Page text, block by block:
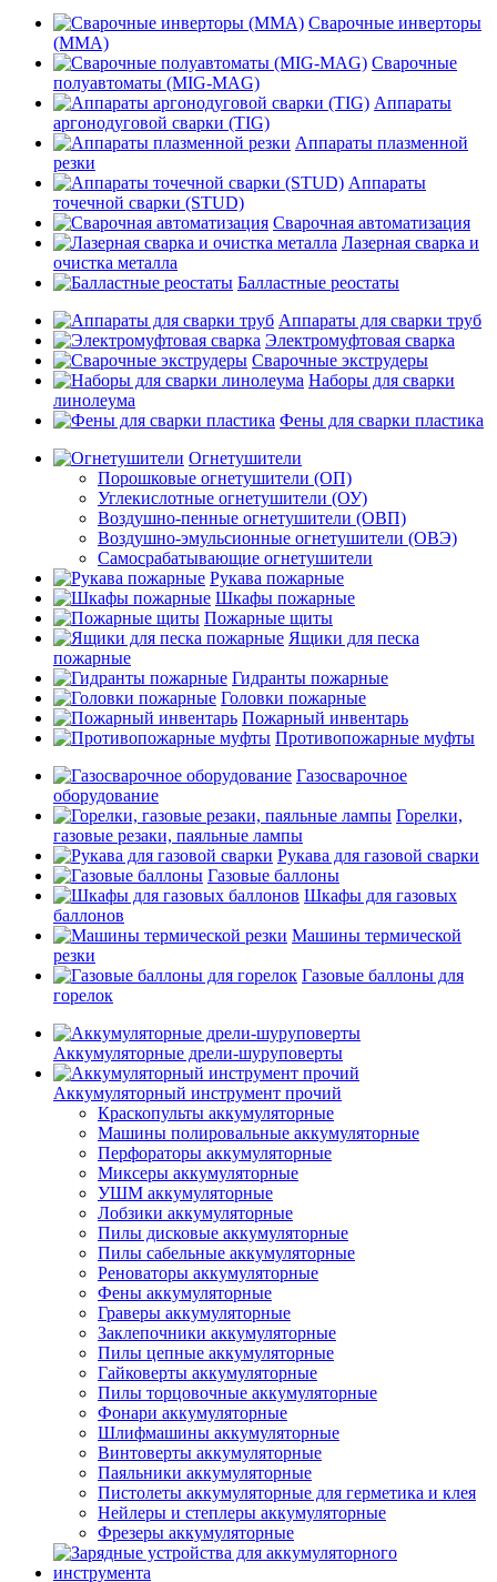
Сварочные инверторы
(MMA)
Сварочные
полуавтоматы (MIG-MAG)
Аппараты
аргонодуговой сварки (TIG)
Аппараты плазменной
резки
Аппараты
точечной сварки (STUD)
Сварочная автоматизация
Лазерная сварка и
очистка металла
Балластные реостаты
Аппараты для сварки труб
Электромуфтовая сварка
Сварочные экструдеры
Наборы для сварки
линолеума
Фены для сварки пластика
Огнетушители
Порошковые огнетушители (ОП)
Углекислотные огнетушители (ОУ)
Воздушно-пенные огнетушители (ОВП)
Воздушно-эмульсионные огнетушители (ОВЭ)
Самосрабатывающие огнетушители
Рукава пожарные
Шкафы пожарные
Пожарные щиты
Ящики для песка
пожарные
Гидранты пожарные
Головки пожарные
Пожарный инвентарь
Противопожарные муфты
Газосварочное
оборудование
Горелки,
газовые резаки, паяльные лампы
Рукава для газовой сварки
Газовые баллоны
Шкафы для газовых
баллонов
Машины термической
резки
Газовые баллоны для
горелок
Аккумуляторные дрели-шуруповерты
Аккумуляторный инструмент прочий
Краскопульты аккумуляторные
Машины полировальные аккумуляторные
Перфораторы аккумуляторные
Миксеры аккумуляторные
УШМ аккумуляторные
Лобзики аккумуляторные
Пилы дисковые аккумуляторные
Пилы сабельные аккумуляторные
Реноваторы аккумуляторные
Фены аккумуляторные
Граверы аккумуляторные
Заклепочники аккумуляторные
Пилы цепные аккумуляторные
Гайковерты аккумуляторные
Пилы торцовочные аккумуляторные
Фонари аккумуляторные
Шлифмашины аккумуляторные
Винтоверты аккумуляторные
Паяльники аккумуляторные
Пистолеты аккумуляторные для герметика и клея
Нейлеры и степлеры аккумуляторные
Фрезеры аккумуляторные